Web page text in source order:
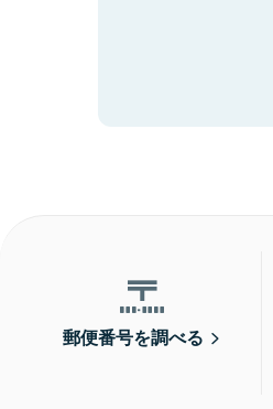
郵便番号を調べる